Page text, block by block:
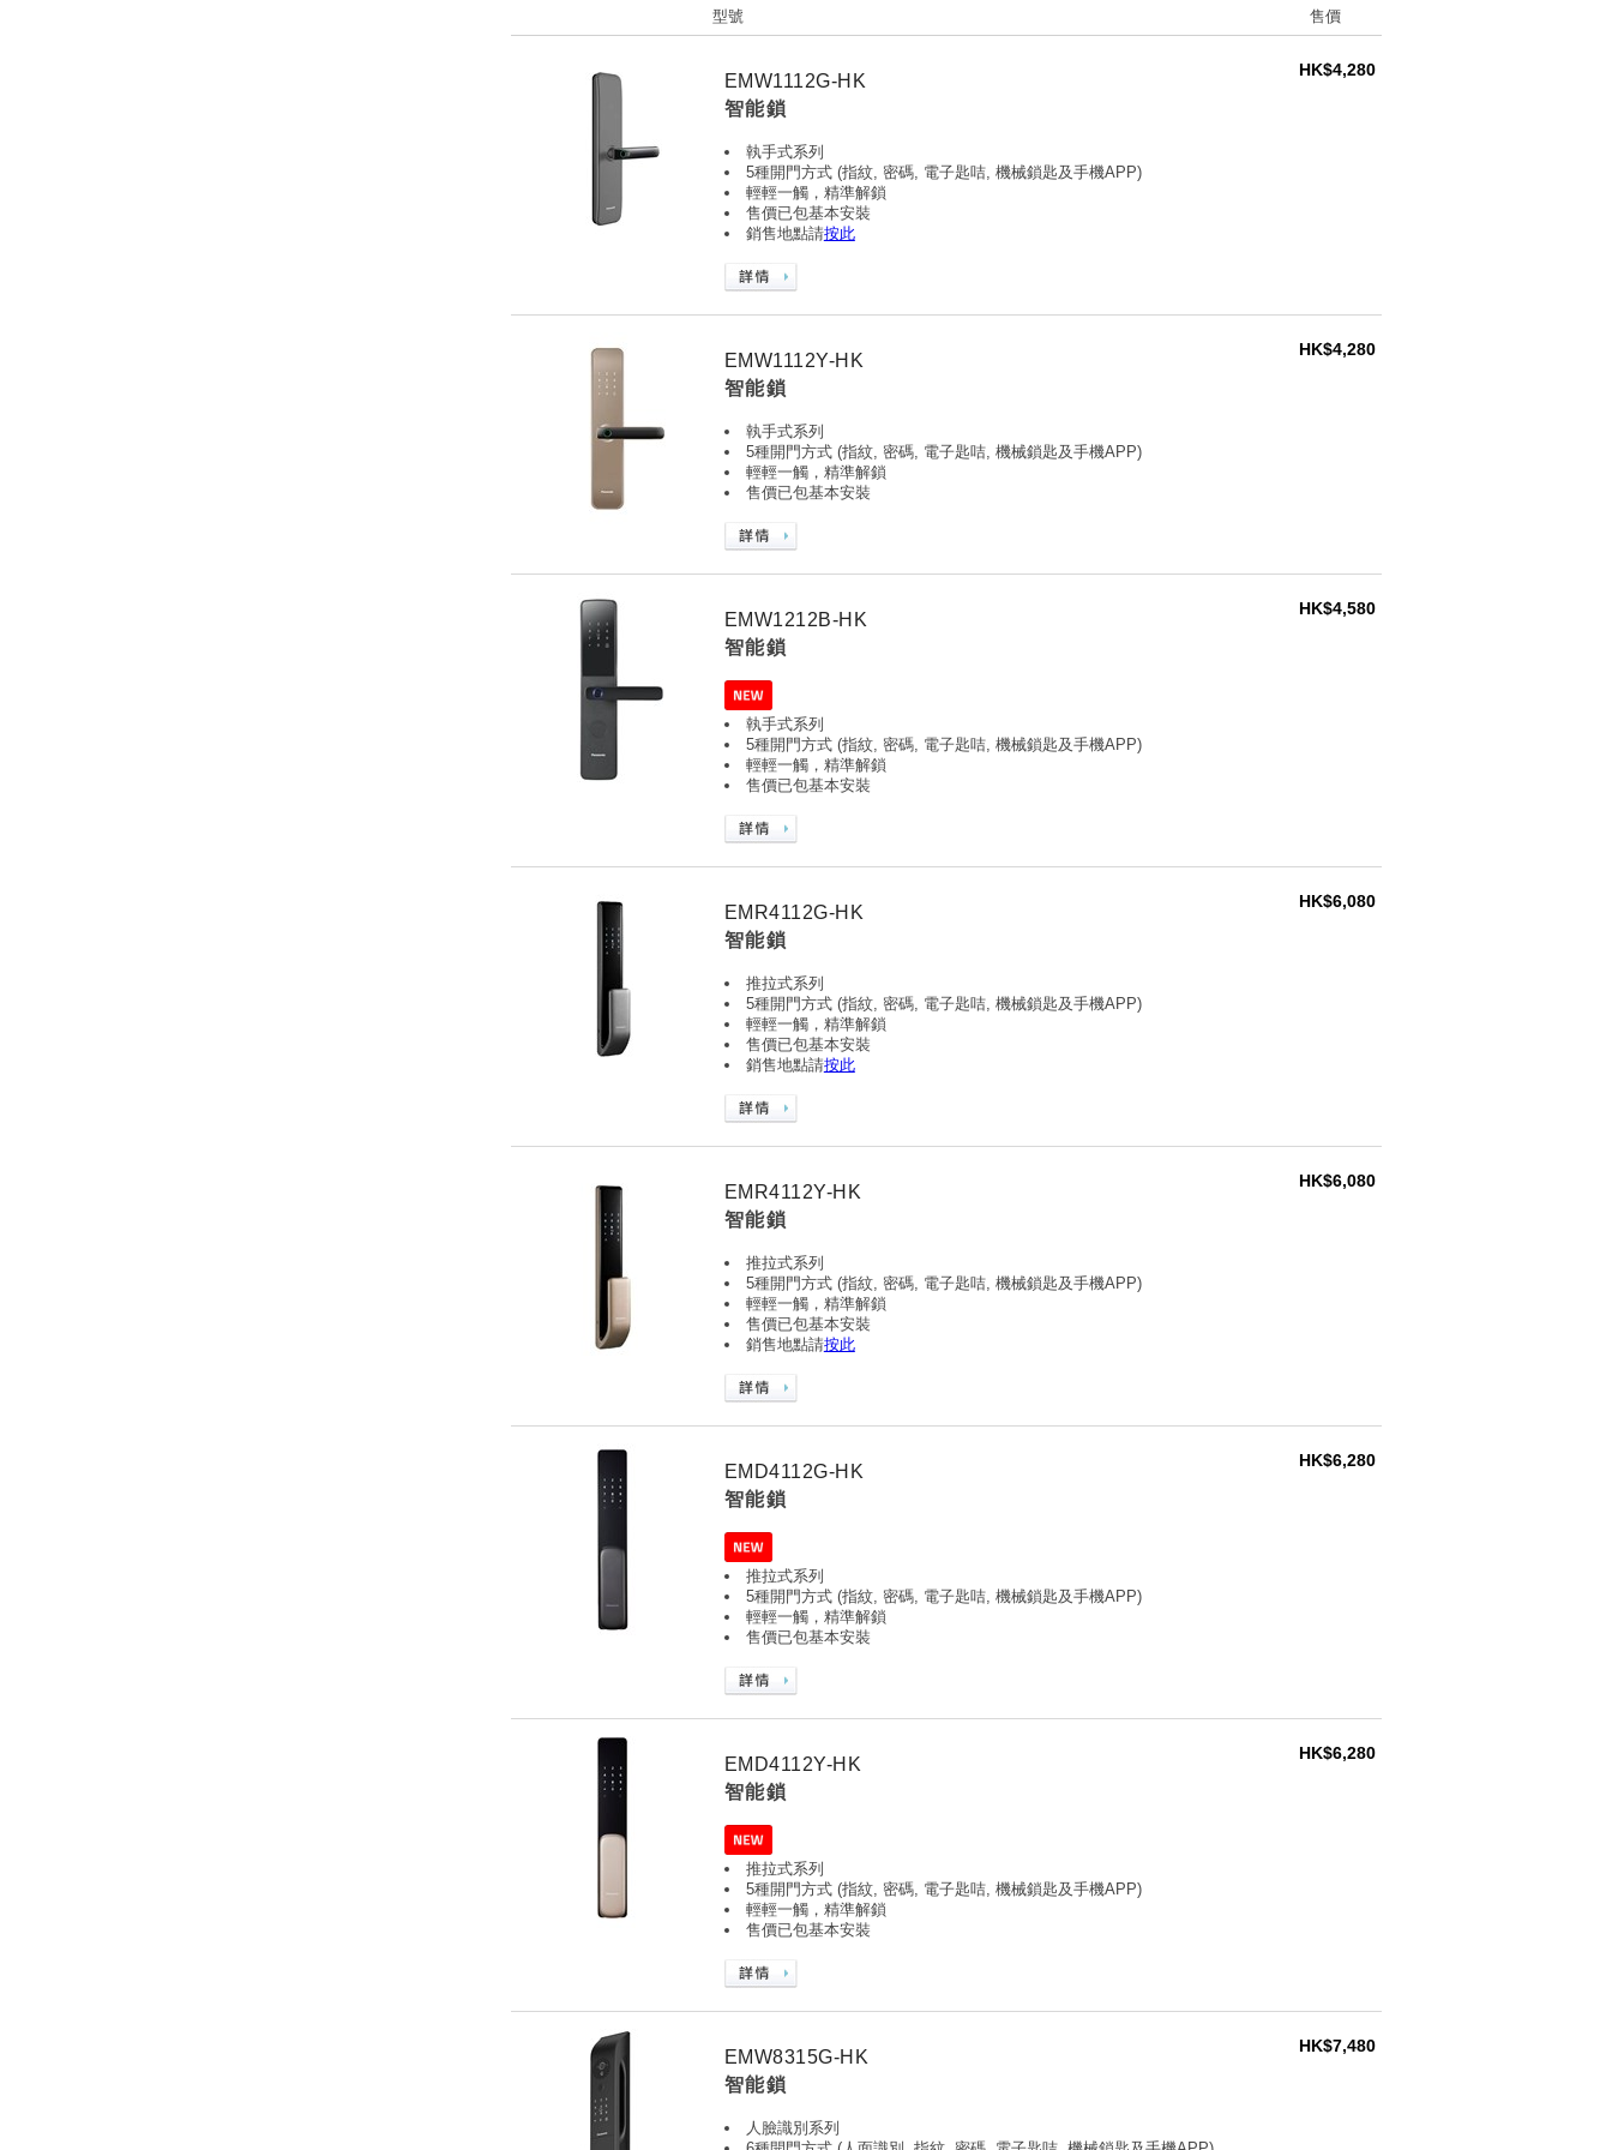
型號 售價
EMW1112G-HK
智能鎖
執手式系列
5種開門方式 (指紋, 密碼, 電子匙咭, 機械鎖匙及手機APP)
輕輕一觸，精準解鎖
售價已包基本安裝
銷售地點請按此
HK$4,280
EMW1112Y-HK
智能鎖
執手式系列
5種開門方式 (指紋, 密碼, 電子匙咭, 機械鎖匙及手機APP)
輕輕一觸，精準解鎖
售價已包基本安裝
HK$4,280
EMW1212B-HK
智能鎖
執手式系列
5種開門方式 (指紋, 密碼, 電子匙咭, 機械鎖匙及手機APP)
輕輕一觸，精準解鎖
售價已包基本安裝
HK$4,580
EMR4112G-HK
智能鎖
推拉式系列
5種開門方式 (指紋, 密碼, 電子匙咭, 機械鎖匙及手機APP)
輕輕一觸，精準解鎖
售價已包基本安裝
銷售地點請按此
HK$6,080
EMR4112Y-HK
智能鎖
推拉式系列
5種開門方式 (指紋, 密碼, 電子匙咭, 機械鎖匙及手機APP)
輕輕一觸，精準解鎖
售價已包基本安裝
銷售地點請按此
HK$6,080
EMD4112G-HK
智能鎖
推拉式系列
5種開門方式 (指紋, 密碼, 電子匙咭, 機械鎖匙及手機APP)
輕輕一觸，精準解鎖
售價已包基本安裝
HK$6,280
EMD4112Y-HK
智能鎖
推拉式系列
5種開門方式 (指紋, 密碼, 電子匙咭, 機械鎖匙及手機APP)
輕輕一觸，精準解鎖
售價已包基本安裝
HK$6,280
EMW8315G-HK
智能鎖
人臉識別 系列
HK$7,480